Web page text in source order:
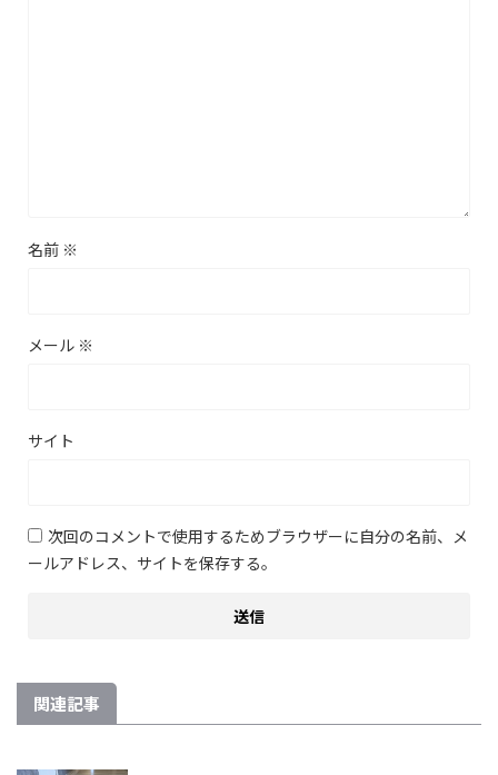
名前 ※
メール ※
サイト
次回のコメントで使用するためブラウザーに自分の名前、メ
ールアドレス、サイトを保存する。
関連記事